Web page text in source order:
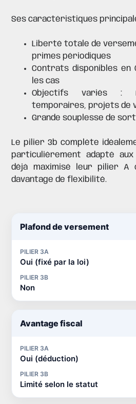
Ses caractéristiques
Liberté totale de
primes périodiques
Contrats disponibles en
les cas
Objectifs variés :
temporaires, projets de
Grande souplesse de
Le pilier 3b complète
particulièrement adapté
déjà maximisé leur pilier A
davantage de flexibilité.
Plafond de versement
PILIER 3A
Oui (fixé par la loi)
PILIER 3B
Non
Avantage fiscal
PILIER 3A
Oui (déduction)
PILIER 3B
Limité selon le statut